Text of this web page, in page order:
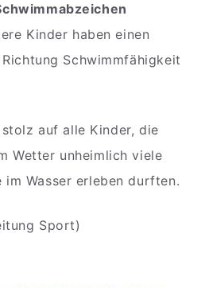
Kinder haben einen
Schwimmfähigkeit
auf alle Kinder, die
Wetter unheimlich viele
Wasser erleben durften.
Sport)